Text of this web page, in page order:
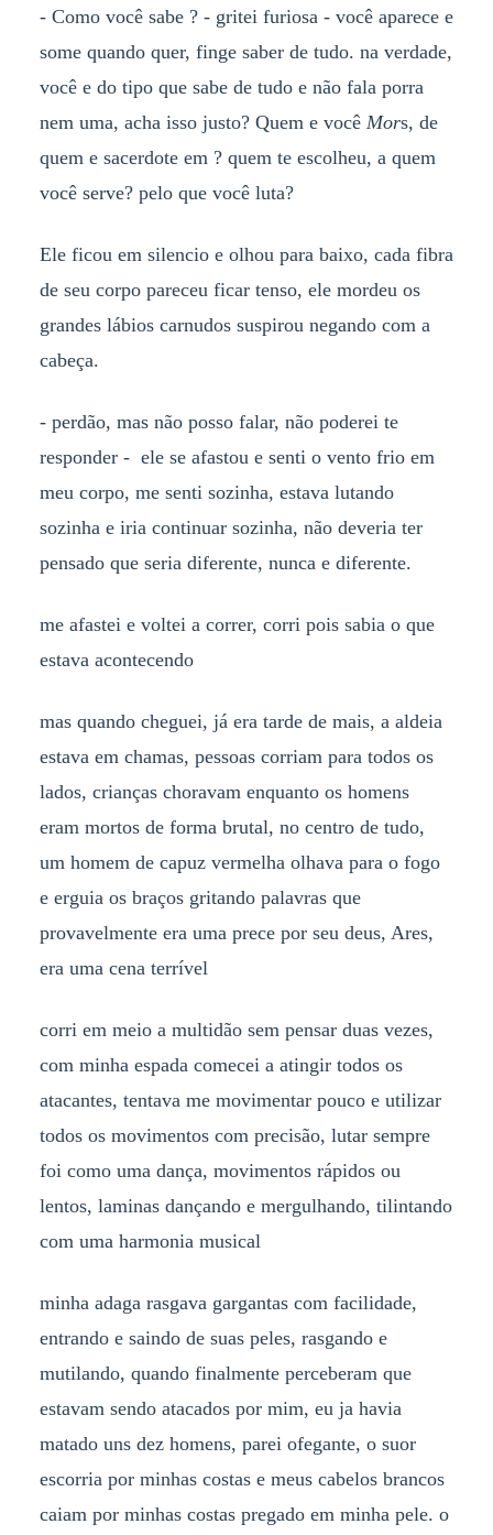
- Como você sabe ? - gritei furiosa - você aparece e
some quando quer, finge saber de tudo. na verdade,
você e do tipo que sabe de tudo e não fala porra
nem uma, acha isso justo? Quem e você Mors, de
quem e sacerdote em ? quem te escolheu, a quem
você serve? pelo que você luta?
Ele ficou em silencio e olhou para baixo, cada fibra
de seu corpo pareceu ficar tenso, ele mordeu os
grandes lábios carnudos suspirou negando com a
cabeça.
- perdão, mas não posso falar, não poderei te
responder - ele se afastou e senti o vento frio em
meu corpo, me senti sozinha, estava lutando
sozinha e iria continuar sozinha, não deveria ter
pensado que seria diferente, nunca e diferente.
me afastei e voltei a correr, corri pois sabia o que
estava acontecendo
mas quando cheguei, já era tarde de mais, a aldeia
estava em chamas, pessoas corriam para todos os
lados, crianças choravam enquanto os homens
eram mortos de forma brutal, no centro de tudo,
um homem de capuz vermelha olhava para o fogo
e erguia os braços gritando palavras que
provavelmente era uma prece por seu deus, Ares,
era uma cena terrível
corri em meio a multidão sem pensar duas vezes,
com minha espada comecei a atingir todos os
atacantes, tentava me movimentar pouco e utilizar
todos os movimentos com precisão, lutar sempre
foi como uma dança, movimentos rápidos ou
lentos, laminas dançando e mergulhando, tilintando
com uma harmonia musical
minha adaga rasgava gargantas com facilidade,
entrando e saindo de suas peles, rasgando e
mutilando, quando finalmente perceberam que
estavam sendo atacados por mim, eu ja havia
matado uns dez homens, parei ofegante, o suor
escorria por minhas costas e meus cabelos brancos
caiam por minhas costas pregado em minha pele. o